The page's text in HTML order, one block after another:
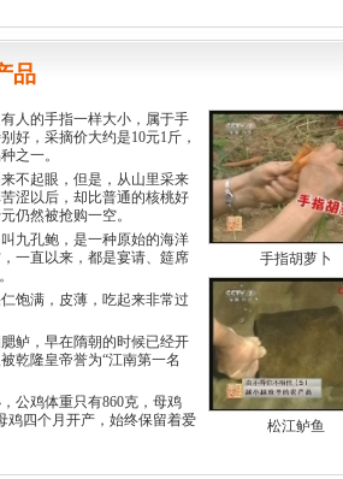
品
人的手指一样大小，属于手
好，采摘价大约是10元1斤，
之一。
不起眼，但是，从山里采来
涩以后，却比普通的核桃好
仍然被抢购一空。
九孔鲍，是一种原始的海洋
一直以来，都是宴请、筵席
饱满，皮薄，吃起来非常过
鲈，早在隋朝的时候已经开
乾隆皇帝誉为“江南第一名
公鸡体重只有860克，母鸡
鸡四个月开产，始终保留着爱
手指胡萝卜
松江鲈鱼